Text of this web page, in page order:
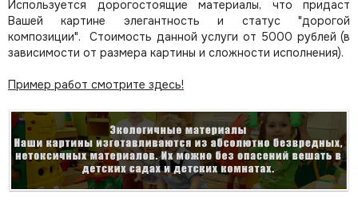
Используется дорогостоящие материалы, что придаст
Вашей картине элегантность и статус "дорогой
композиции". Стоимость данной услуги от 5000 рублей (в
зависимости от размера картины и сложности исполнения).
Пример работ смотрите здесь!